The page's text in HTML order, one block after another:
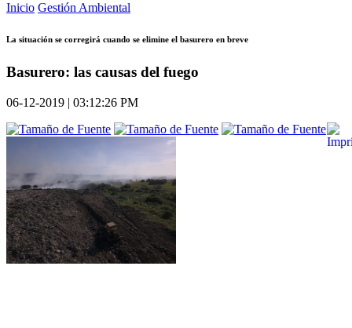
Inicio Gestión Ambiental
La situación se corregirá cuando se elimine el basurero en breve
Basurero: las causas del fuego
06-12-2019 | 03:12:26 PM